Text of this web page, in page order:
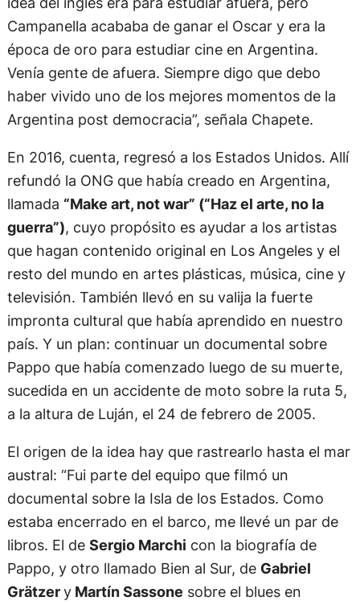
Campanella acababa de ganar el Oscar y era la
época de oro para estudiar cine en Argentina.
Venía gente de afuera. Siempre digo que debo
haber vivido uno de los mejores momentos de la
Argentina post democracia”, señala Chapete.
En 2016, cuenta, regresó a los Estados Unidos. Allí
refundó la ONG que había creado en Argentina,
llamada “Make art, not war” (“Haz el arte, no la
guerra”), cuyo propósito es ayudar a los artistas
que hagan contenido original en Los Angeles y el
resto del mundo en artes plásticas, música, cine y
televisión. También llevó en su valija la fuerte
impronta cultural que había aprendido en nuestro
país. Y un plan: continuar un documental sobre
Pappo que había comenzado luego de su muerte,
sucedida en un accidente de moto sobre la ruta 5,
a la altura de Luján, el 24 de febrero de 2005.
El origen de la idea hay que rastrearlo hasta el mar
austral: “Fui parte del equipo que filmó un
documental sobre la Isla de los Estados. Como
estaba encerrado en el barco, me llevé un par de
libros. El de Sergio Marchi con la biografía de
Pappo, y otro llamado Bien al Sur, de Gabriel
GrätzeryMartín Sassone sobre el blues en